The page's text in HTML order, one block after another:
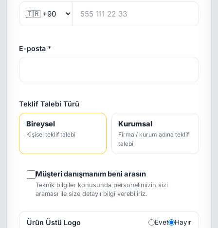
E-posta *
Teklif Talebi Türü
Bireysel
Kişisel teklif talebi
Kurumsal
Firma / kurum adına teklif
talebi
Müşteri danışmanım beni arasın
Teknik bilgiler konusunda personelimizin sizi
araması ile size detaylı bilgi verebiliriz.
Ürün Üstü Logo Evet Hayır